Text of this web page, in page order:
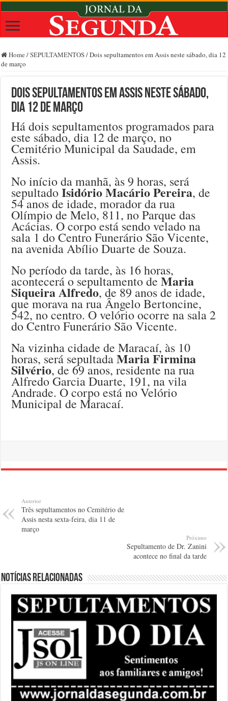
Home /SEPULTAMENTOS/Dois sepultamentos em Assis neste sábado, dia 12
de março
Dois sepultamentos em Assis neste sábado,
dia 12 de março
Há dois sepultamentos programados para
este sábado, dia 12 de março, no
Cemitério Municipal da Saudade, em
Assis.
No início da manhã, às 9 horas, será
sepultadoIsidório Macário Pereira, de
54 anos de idade, morador da rua
Olímpio de Melo, 811, no Parque das
Acácias. O corpo está sendo velado na
sala 1 do Centro Funerário São Vicente,
na avenida Abílio Duarte de Souza.
No período da tarde, às 16 horas,
acontecerá o sepultamento deMaria
Siqueira Alfredo, de 89 anos de idade,
que morava na rua Ângelo Bertoncine,
542, no centro. O velório ocorre na sala 2
do Centro Funerário São Vicente.
Na vizinha cidade de Maracaí, às 10
horas, será sepultadaMaria Firmina
Silvério, de 69 anos, residente na rua
Alfredo Garcia Duarte, 191, na vila
Andrade. O corpo está no Velório
Municipal de Maracaí.
Anterior
Três sepultamentos no Cemitério de
Assis nesta sexta-feira, dia 11 de
março
Próximo
Sepultamento de Dr. Zanini
acontece no final da tarde
Notícias relacionadas